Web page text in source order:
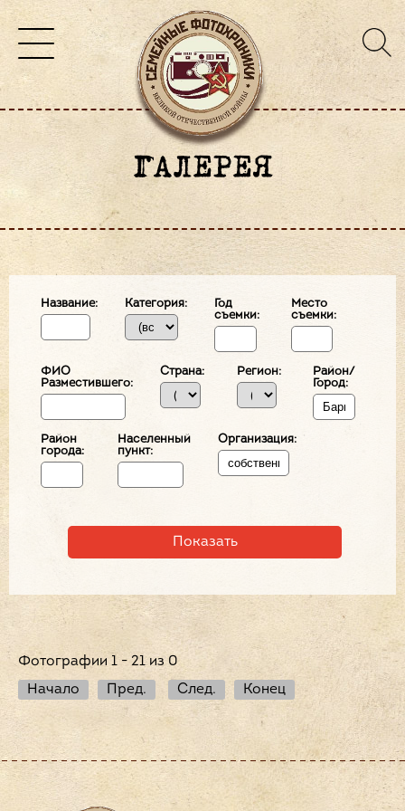
ГАЛЕРЕЯ
Название: Категория:
Год
съемки:
Место
съемки:
ФИО
Разместившего:
Страна: Регион:
Район/
Город:
Район
города:
Населенный
пункт:
Организация:
Фотографии 1 - 21 из 0
Начало
Пред. След. Конец